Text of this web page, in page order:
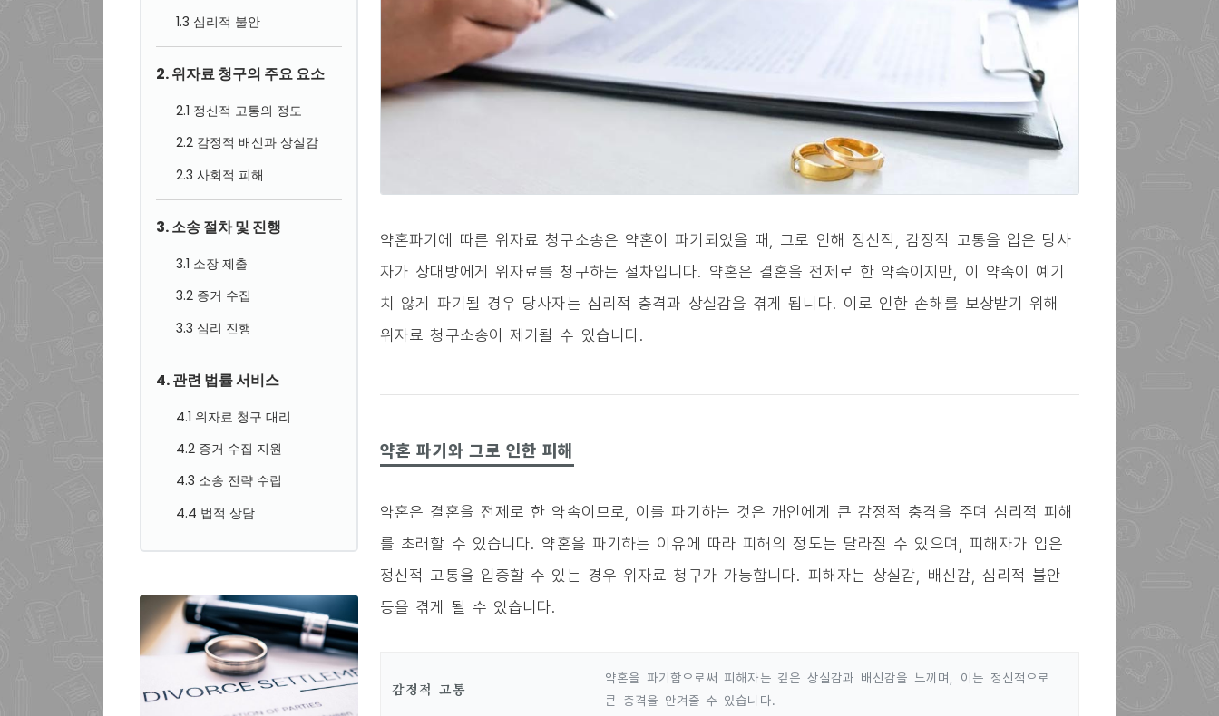
1.3 심리적 불안
2. 위자료 청구의 주요 요소
2.1 정신적 고통의 정도
2.2 감정적 배신과 상실감
2.3 사회적 피해
3. 소송 절차 및 진행
3.1 소장 제출
3.2 증거 수집
3.3 심리 진행
4. 관련 법률 서비스
4.1 위자료 청구 대리
4.2 증거 수집 지원
4.3 소송 전략 수립
4.4 법적 상담
약혼파기에 따른 위자료 청구소송은 약혼이 파기되었을 때, 그로 인해 정신적, 감정적 고통을 입은 당사
자가 상대방에게 위자료를 청구하는 절차입니다. 약혼은 결혼을 전제로 한 약속이지만, 이 약속이 예기
치 않게 파기될 경우 당사자는 심리적 충격과 상실감을 겪게 됩니다. 이로 인한 손해를 보상받기 위해
위자료 청구소송이 제기될 수 있습니다.
약혼 파기와 그로 인한 피해
약혼은 결혼을 전제로 한 약속이므로, 이를 파기하는 것은 개인에게 큰 감정적 충격을 주며 심리적 피해
를 초래할 수 있습니다. 약혼을 파기하는 이유에 따라 피해의 정도는 달라질 수 있으며, 피해자가 입은
정신적 고통을 입증할 수 있는 경우 위자료 청구가 가능합니다. 피해자는 상실감, 배신감, 심리적 불안
등을 겪게 될 수 있습니다.
감정적 고통
약혼을 파기함으로써 피해자는 깊은 상실감과 배신감을 느끼며, 이는 정신적으로
큰 충격을 안겨줄 수 있습니다.